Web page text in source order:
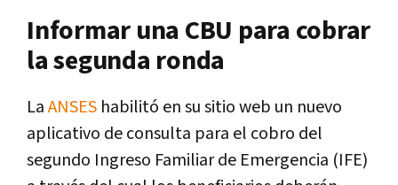
Informar una CBU para cobrar
la segunda ronda
LaANSES habilitó en su sitio web un nuevo
aplicativo de consulta para el cobro del
segundo Ingreso Familiar de Emergencia (IFE)